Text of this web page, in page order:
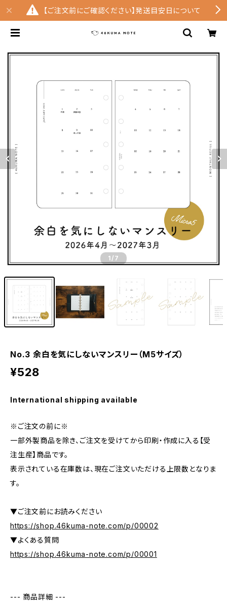
【ご注文前にご確認ください】発送目安日について
1 /7
No.3 余白を気にしないマンスリー（M5サイズ）
¥528
International shipping available
※ご注文の前に※
一部外製商品を除き、ご注文を受けてから印刷・作成に入る【受
注生産】商品です。
表示されている在庫数は、現在ご注文いただける上限数となりま
す。
▼ご注文前にお読みください
https://shop.46kuma-note.com/p/00002
▼よくある質問
https://shop.46kuma-note.com/p/00001
--- 商品詳細 ---